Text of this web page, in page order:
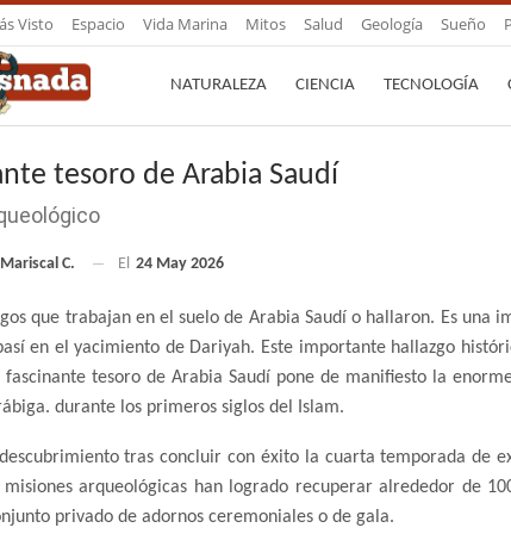
Visto Espacio Vida Marina Mitos Salud Geología Sueño
NATURALEZA CIENCIA TECNOLOGÍA
tesoro de Arabia Saudí
C. El 24 May 2026
que trabajan en el suelo de Arabia Saudí o hallaron. Es una
en el yacimiento de Dariyah. Este importante hallazgo
fascinante tesoro de Arabia Saudí pone de manifiesto la
durante los primeros siglos del Islam.
tras concluir con éxito la cuarta temporada de
misiones arqueológicas han logrado recuperar alrededor de
privado de adornos ceremoniales o de gala.